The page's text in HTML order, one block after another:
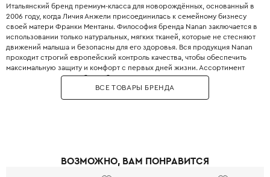
Итальянский бренд премиум-класса для новорождённых, основанный в
2006 году, когда Личия Анжели присоединилась к семейному бизнесу
своей матери Франки Ментаны. Философия бренда Nanan заключается в
использовании только натуральных, мягких тканей, которые не стесняют
движений малыша и безопасны для его здоровья. Вся продукция Nanan
проходит строгий европейский контроль качества, чтобы обеспечить
максимальную защиту и комфорт с первых дней жизни. Ассортимент
одежды включает в себя как базовые вещи, так и нарядные платья,
рубашки и стильные аксессуары для детей от 0 до 12 лет. Дизайн Nanan -
это всегда мягкие цветовые гаммы, трогательные аппликации в виде
ВСЕ ТОВАРЫ БРЕНДА
ВОЗМОЖНО, ВАМ ПОНРАВИТСЯ